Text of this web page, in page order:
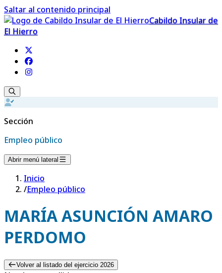
Saltar al contenido principal
Cabildo Insular de
El Hierro
Sección
Empleo público
Abrir menú lateral
Inicio
/Empleo público
MARÍA ASUNCIÓN AMARO
PERDOMO
Volver al listado del ejercicio 2026